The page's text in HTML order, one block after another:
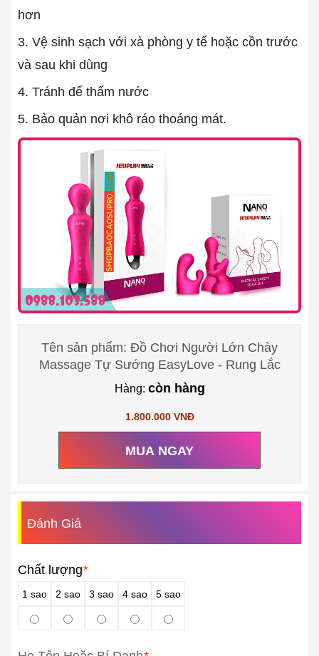
hơn
3. Vệ sinh sạch với xà phòng y tế hoặc cồn trước
và sau khi dùng
4. Tránh để thấm nước
5. Bảo quản nơi khô ráo thoáng mát.
Tên sản phẩm: Đồ Chơi Người Lớn Chày
Massage Tự Sướng EasyLove - Rung Lắc
Hàng: còn hàng
1.800.000 VNĐ
MUA NGAY
Đánh Giá
Chất lượng*
1 sao 2 sao 3 sao 4 sao 5 sao